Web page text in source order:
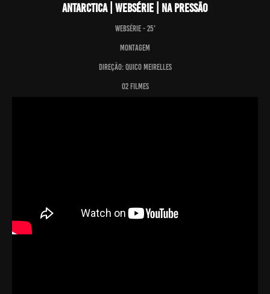
Antarctica | Websérie | Na Pressão
Websérie - 25'
Montagem
Direção: Quico Meirelles
O2 Filmes